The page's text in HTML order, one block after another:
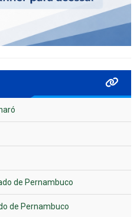
de Pernambuco
de Pernambuco